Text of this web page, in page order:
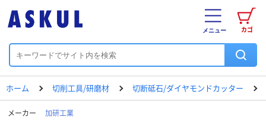
カゴ
メニュー
ホーム 切削工具/研磨材 切断砥石/ダイヤモンドカッター
メーカー 加研工業